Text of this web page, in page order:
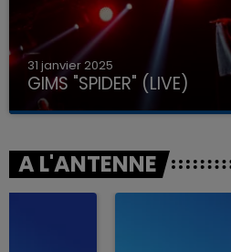
31 janvier 2025
GIMS "SPIDER" (LIVE)
A L'ANTENNE